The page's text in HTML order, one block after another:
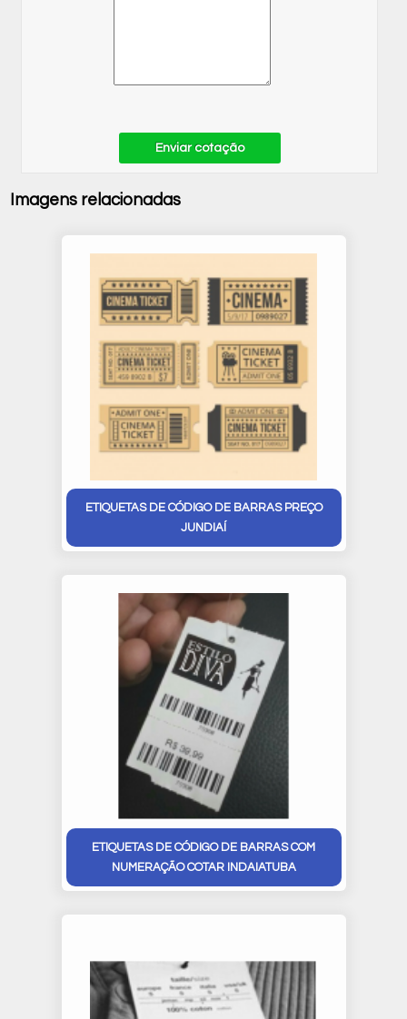
Enviar cotação
Imagens relacionadas
ETIQUETAS DE CÓDIGO DE BARRAS PREÇO
JUNDIAÍ
ETIQUETAS DE CÓDIGO DE BARRAS COM
NUMERAÇÃO COTAR INDAIATUBA